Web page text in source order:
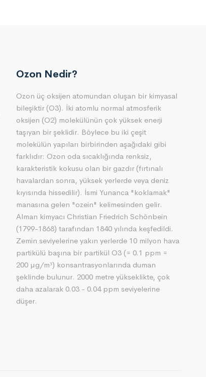
Ozon Nedir?
Ozon üç oksijen atomundan oluşan bir kimyasal
bileşiktir (O3). İki atomlu normal atmosferik
oksijen (O2) molekülünün çok yüksek enerji
taşıyan bir şeklidir. Böylece bu iki çeşit
molekülün yapıları birbirinden aşağıdaki gibi
farklıdır: Ozon oda sıcaklığında renksiz,
karakteristik kokusu olan bir gazdır (fırtınalı
havalardan sonra, yüksek yerlerde veya deniz
kıyısında hissedilir). İsmi Yunanca "koklamak"
manasına gelen "ozein" kelimesinden gelir.
Alman kimyacı Christian Friedrich Schönbein
(1799-1868) tarafından 1840 yılında keşfedildi.
Zemin seviyelerine yakın yerlerde 10 milyon hava
partikülü başına bir partikül O3 (= 0.1 ppm =
200 µg/m³) konsantrasyonlarında duman
şeklinde bulunur. 2000 metre yükseklikte, çok
daha azalarak 0.03 - 0.04 ppm seviyelerine
düşer.